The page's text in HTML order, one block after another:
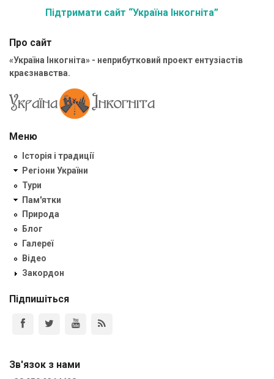
Підтримати сайт “Україна Інкогніта”
Про сайт
«Україна Інкогніта» - неприбутковий проект ентузіастів
краєзнавства.
Меню
Історія і традиції
Регіони України
Тури
Пам'ятки
Природа
Блог
Галереї
Відео
Закордон
Підпишіться
Зв'язок з нами